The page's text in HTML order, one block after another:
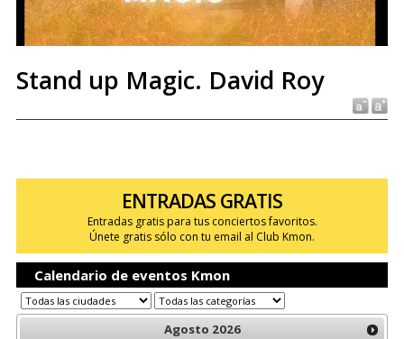
Stand up Magic. David Roy
ENTRADAS GRATIS
Entradas gratis para tus conciertos favoritos.
Únete gratis sólo con tu email al Club Kmon.
Calendario de eventos Kmon
Agosto 2026